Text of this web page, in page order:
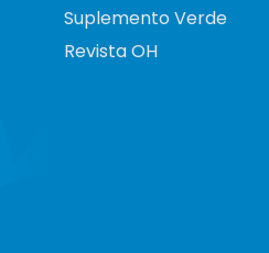
Suplemento Verde
Revista OH